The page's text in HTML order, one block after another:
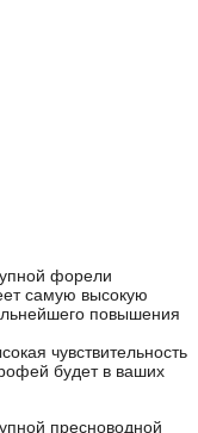
форели
самую высокую
повышения
чувствительность
будет в ваших
пресноводной